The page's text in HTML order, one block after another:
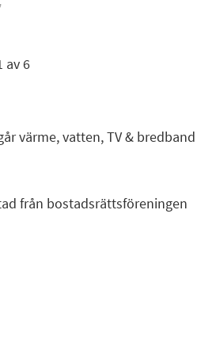
av 6
värme, vatten, TV &
från bostadsrättsföreningen